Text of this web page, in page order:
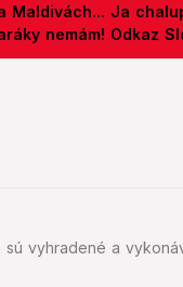
Maldivách... Ja
nemám! Odkaz
sú vyhradené a